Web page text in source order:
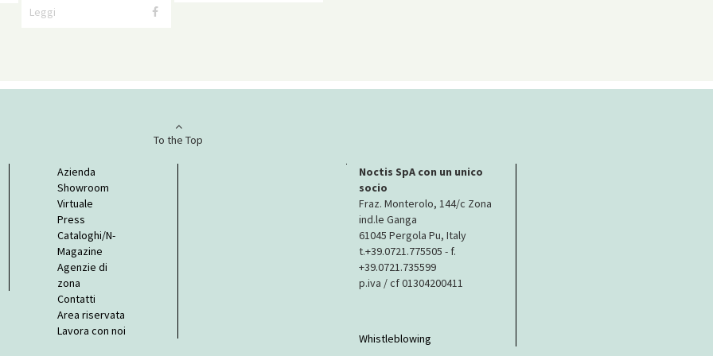
Leggi
To the Top
Azienda
Showroom
Virtuale
Press
Cataloghi/N-
Magazine
Agenzie di
zona
Contatti
Area riservata
Lavora con noi
Noctis SpA con un unico
socio
Fraz. Monterolo, 144/c Zona
ind.le Ganga
61045 Pergola Pu, Italy
t.+39.0721.775505 - f.
+39.0721.735599
p.iva / cf 01304200411
Whistleblowing